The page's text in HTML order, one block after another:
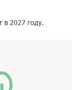
в 2027 году.